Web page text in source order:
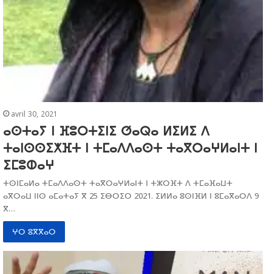
avril 30, 2021
ⴰⵙⵜⴰⵢ ⵏ ⴼⵓⵔⵜⵉⵏⵉ ⵚⴰⵕⴰ ⵍⵉⵍⵉ ⴷ
ⵜⴰⵏⵙⵙⵉⵅⴼⵜ ⵏ ⵜⵎⴰⴷⴷⴰⵙⵜ ⵜⴰⴳⵔⴰⵖⵍⴰⵏⵜ ⵏ
ⵉⵎⵓⵀⴰⵖ
ⵜⵙⵏⵎⴰⵍⴰ ⵜⵎⴰⴷⴷⴰⵙⵜ ⵜⴰⴳⵔⴰⵖⵍⴰⵏⵜ ⵏ ⵜⵣⵔⴼⵜ ⴷ ⵜⵎⴰⴼⴰⵡⵜ
ⴰⴳⵔⴰⵡ ⵏⵏⵙ ⴰⵎⴰⵜⴰⵢ ⴳ 25 ⵉⴱⵔⵉⵔ 2021. ⵉⵍⵍⴰ ⵓⵙⵏⴼⵍ ⵏ ⵓⵎⴰⴳⴰⵔⴷ 9
ⴳ…
ⵖⵔ ⵓⴳⴳⴰⵔ